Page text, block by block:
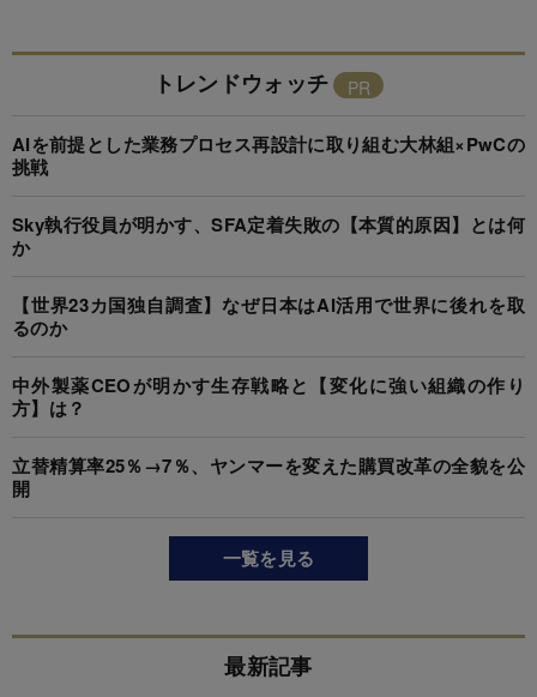
トレンドウォッチ
AIを前提とした業務プロセス再設計に取り組む大林組×PwCの
挑戦
Sky執行役員が明かす、SFA定着失敗の【本質的原因】とは何
か
【世界23カ国独自調査】なぜ日本はAI活用で世界に後れを取
るのか
中外製薬CEOが明かす生存戦略と【変化に強い組織の作り
方】は？
立替精算率25％→7％、ヤンマーを変えた購買改革の全貌を公
開
一覧を見る
最新記事